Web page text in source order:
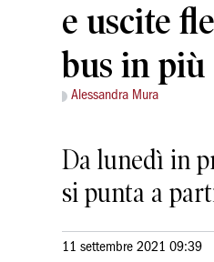
e uscite
bus in più
Alessandra Mura
Da lunedì in
si punta a
11 settembre 2021 09:39